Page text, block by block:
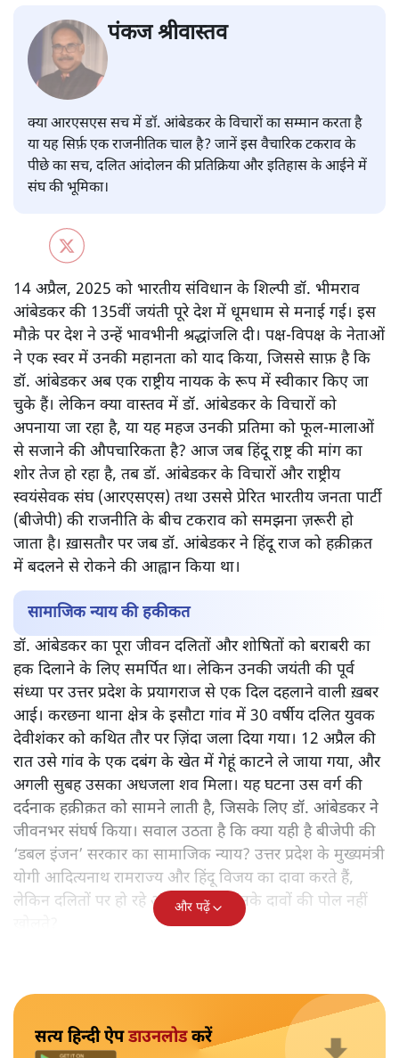
क्या आरएसएस सच में डॉ. आंबेडकर के विचारों का सम्मान करता है
या यह सिर्फ़ एक राजनीतिक चाल है? जानें इस वैचारिक टकराव के
पीछे का सच, दलित आंदोलन की प्रतिक्रिया और इतिहास के आईने में
संघ की भूमिका।
14 अप्रैल, 2025 को भारतीय संविधान के शिल्पी डॉ. भीमराव
आंबेडकर की 135वीं जयंती पूरे देश में धूमधाम से मनाई गई। इस
मौक़े पर देश ने उन्हें भावभीनी श्रद्धांजलि दी। पक्ष-विपक्ष के नेताओं
ने एक स्वर में उनकी महानता को याद किया, जिससे साफ़ है कि
डॉ. आंबेडकर अब एक राष्ट्रीय नायक के रूप में स्वीकार किए जा
चुके हैं। लेकिन क्या वास्तव में डॉ. आंबेडकर के विचारों को
अपनाया जा रहा है, या यह महज उनकी प्रतिमा को फूल-मालाओं
से सजाने की औपचारिकता है? आज जब हिंदू राष्ट्र की मांग का
शोर तेज हो रहा है, तब डॉ. आंबेडकर के विचारों और राष्ट्रीय
स्वयंसेवक संघ (आरएसएस) तथा उससे प्रेरित भारतीय जनता पार्टी
(बीजेपी) की राजनीति के बीच टकराव को समझना ज़रूरी हो
जाता है। ख़ासतौर पर जब डॉ. आंबेडकर ने हिंदू राज को हक़ीक़त
में बदलने से रोकने की आह्वान किया था।
सामाजिक न्याय की हकीकत
डॉ. आंबेडकर का पूरा जीवन दलितों और शोषितों को बराबरी का
हक दिलाने के लिए समर्पित था। लेकिन उनकी जयंती की पूर्व
संध्या पर उत्तर प्रदेश के प्रयागराज से एक दिल दहलाने वाली ख़बर
आई। करछना थाना क्षेत्र के इसौटा गांव में 30 वर्षीय दलित युवक
अगली सुबह उसका अधजला शव मिला। यह घटना उस वर्ग की
दर्दनाक हक़ीक़त को सामने लाती है, जिसके लिए डॉ. आंबेडकर ने
जीवनभर संघर्ष किया। सवाल उठता है कि क्या यही है बीजेपी की